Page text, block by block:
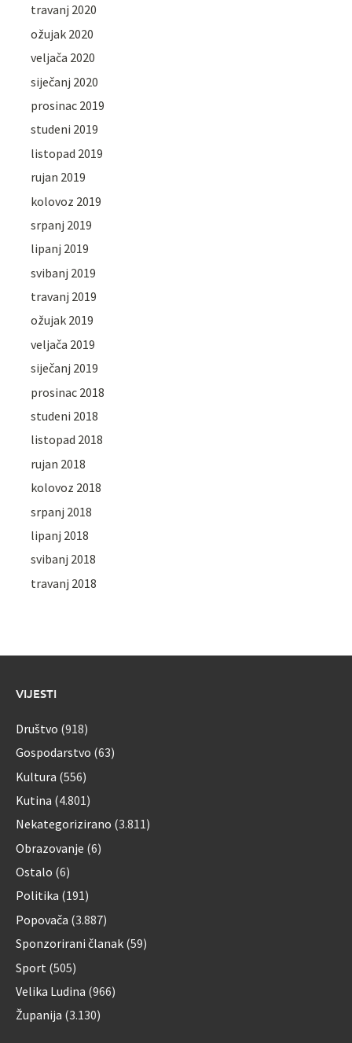
travanj 2020
ožujak 2020
veljača 2020
siječanj 2020
prosinac 2019
studeni 2019
listopad 2019
rujan 2019
kolovoz 2019
srpanj 2019
lipanj 2019
svibanj 2019
travanj 2019
ožujak 2019
veljača 2019
siječanj 2019
prosinac 2018
studeni 2018
listopad 2018
rujan 2018
kolovoz 2018
srpanj 2018
lipanj 2018
svibanj 2018
travanj 2018
VIJESTI
Društvo (918)
Gospodarstvo (63)
Kultura (556)
Kutina (4.801)
Nekategorizirano (3.811)
Obrazovanje (6)
Ostalo (6)
Politika (191)
Popovača (3.887)
Sponzorirani članak (59)
Sport (505)
Velika Ludina (966)
Županija (3.130)